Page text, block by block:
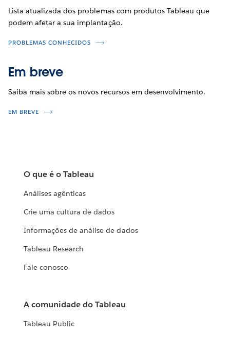
Lista atualizada dos problemas com produtos Tableau que
podem afetar a sua implantação.
PROBLEMAS CONHECIDOS
Em breve
Saiba mais sobre os novos recursos em desenvolvimento.
EM BREVE
O que é o Tableau
Análises agênticas
Crie uma cultura de dados
Informações de análise de dados
Tableau Research
Fale conosco
A comunidade do Tableau
Tableau Public